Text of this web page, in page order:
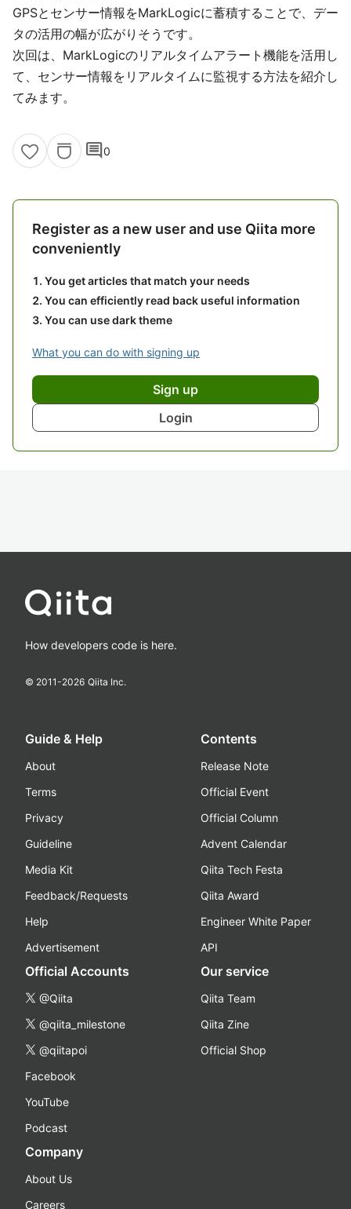
GPSとセンサー情報をMarkLogicに蓄積することで、デー
タの活用の幅が広がりそうです。
次回は、MarkLogicのリアルタイムアラート機能を活用し
て、センサー情報をリアルタイムに監視する方法を紹介し
てみます。
comment0
Register as a new user and use Qiita more
conveniently
You get articles that match your needs
You can efficiently read back useful information
You can use dark theme
What you can do with signing up
Sign up
Login
How developers code is here.
© 2011-2026 Qiita Inc.
Guide & Help
About
Terms
Privacy
Guideline
Media Kit
Feedback/Requests
Help
Advertisement
Contents
Release Note
Official Event
Official Column
Advent Calendar
Qiita Tech Festa
Qiita Award
Engineer White Paper
API
Official Accounts
@Qiita
@qiita_milestone
@qiitapoi
Facebook
YouTube
Podcast
Our service
Qiita Team
Qiita Zine
Official Shop
Company
About Us
Careers